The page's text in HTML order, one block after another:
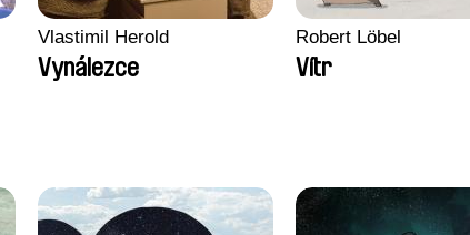
Vlastimil Herold
Vynálezce
Robert Löbel
Vítr